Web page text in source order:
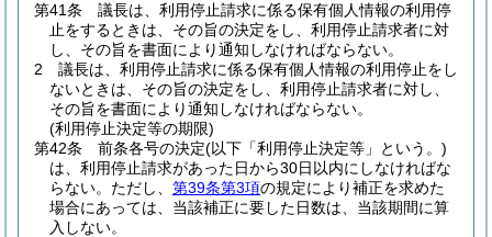
第41条
議長は、利用停止請求に係る保有個人情報の利用停
止をするときは、その旨の決定をし、利用停止請求者に対
し、その旨を書面により通知しなければならない。
2
議長は、利用停止請求に係る保有個人情報の利用停止をし
ないときは、その旨の決定をし、利用停止請求者に対し、
その旨を書面により通知しなければならない。
(利用停止決定等の期限)
第42条
前条各号の決定(以下「利用停止決定等」という。)
は、利用停止請求があった日から30日以内にしなければな
らない。 ただし、 第39条第3項の規定により補正を求めた
場合にあっては、当該補正に要した日数は、当該期間に算
入しない。